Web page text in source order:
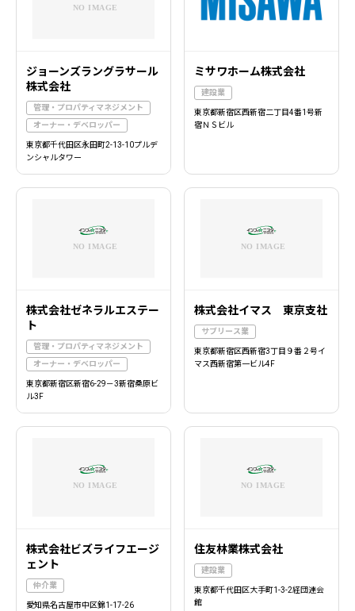
ジョーンズラングラサール
株式会社
管理・プロパティマネジメント
オーナー・デベロッパー
東京都千代田区永田町2-13-10プルデ
ンシャルタワー
ミサワホーム株式会社
建設業
東京都新宿区西新宿二丁目4番1号新
宿ＮＳビル
株式会社ゼネラルエステー
ト
管理・プロパティマネジメント
オーナー・デベロッパー
東京都新宿区新宿6-29－3新宿桑原ビ
ル3F
株式会社イマス 東京支社
サブリース業
東京都新宿区西新宿3丁目９番２号イ
マス西新宿第一ビル4F
株式会社ビズライフエージ
ェント
仲介業
愛知県名古屋市中区錦1-17-26
住友林業株式会社
建設業
東京都千代田区大手町1-3-2経団連会
館